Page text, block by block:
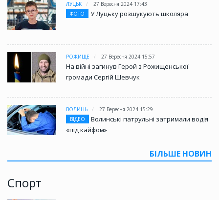
ЛУЦЬК
27 Вересня 2024 17:43
ФОТО
У Луцьку розшукують школяра
РОЖИЩЕ 27 Вересня 2024 15:57
На війні загинув Герой з Рожищенської
громади Сергій Шевчук
ВОЛИНЬ
27 Вересня 2024 15:29
ВІДЕО
Волинські патрульні затримали водія
«під кайфом»
БІЛЬШЕ НОВИН
Спорт